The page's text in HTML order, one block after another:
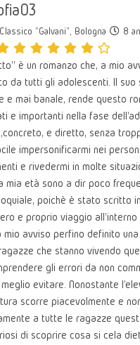
"Galvani", Bologna 8
è un romanzo che, a mio
da tutti gli adolescenti. Il suo
e mai banale, rende questo
e importanti nella fase
e diretto, senza
impersonificarmi nei
e rivedermi in molte
mia età sono a dir poco
poichè è stato scritto
e proprio viaggio all'interno
mio avviso perfino definito
che stanno vivendo
gli errori da non
evitare. Nonostante
scorre piacevolmente e
a tutte le ragazze
di scoprire cosa si cela